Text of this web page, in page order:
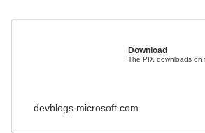
Download
The PIX downloads on
devblogs.microsoft.com